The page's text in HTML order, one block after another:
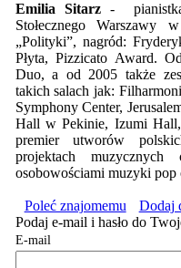
Emilia Sitarz- pianistka,
Stołecznego Warszawy
„Polityki”, nagród:
Płyta, Pizzicato Award.
Duo, a od 2005 także
takich salach jak:
Symphony Center,
Hall w Pekinie, Izumi Hall,
premier utworów
projektach muzycznych
osobowościami muzyki pop
Poleć znajomemu
Dodaj
Podaj e-mail i hasło do
E-mail